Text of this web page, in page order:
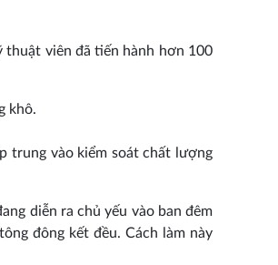
thuật viên đã tiến hành hơn 100
khô.
trung vào kiểm soát chất lượng
diễn ra chủ yếu vào ban đêm
đông kết đều. Cách làm này